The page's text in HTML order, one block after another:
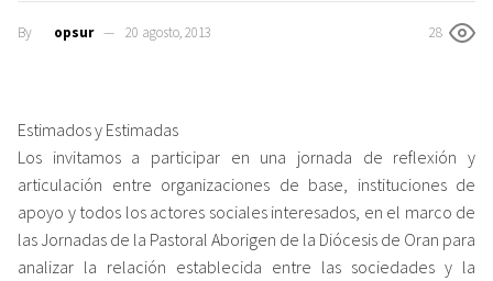
By opsur 20 agosto, 2013 28
Estimados y Estimadas
Los invitamos a participar en una jornada de reflexión y
articulación entre organizaciones de base, instituciones de
apoyo y todos los actores sociales interesados, en el marco de
las Jornadas de la Pastoral Aborigen de la Diócesis de Oran para
analizar la relación establecida entre las sociedades y la